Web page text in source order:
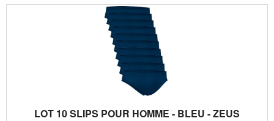
LOT 10 SLIPS POUR HOMME - BLEU - ZEUS